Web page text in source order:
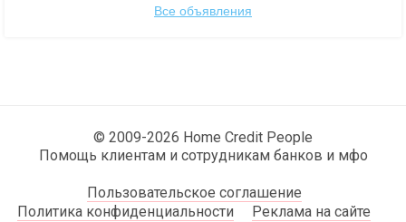
Все объявления
© 2009-2026 Home Credit People
Помощь клиентам и сотрудникам банков и мфо
Пользовательское соглашение
Политика конфиденциальности
Реклама на сайте